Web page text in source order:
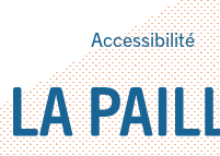
Accessibilité